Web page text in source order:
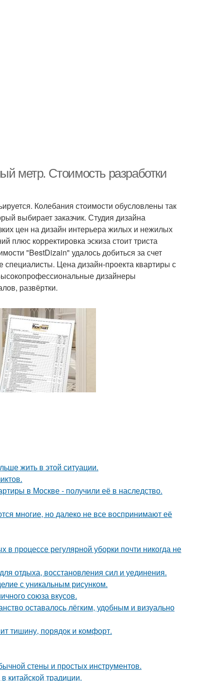
метр. Стоимость разработки
Колебания стоимости обусловлены так
выбирает заказчик. Студия дизайна
цен на дизайн интерьера жилых и нежилых
корректировка эскиза стоит триста
"BestDizain" удалось добиться за счет
Цена дизайн-проекта квартиры с
дизайнеры
развёртки.
жить в этой ситуации.
в Москве - получили её в наследство.
многие, но далеко не все воспринимают её
процессе регулярной уборки почти никогда не
отдыха, восстановления сил и уединения.
с уникальным рисунком.
союза вкусов.
оставалось лёгким, удобным и визуально
тишину, порядок и комфорт.
стены и простых инструментов.
китайской традиции.